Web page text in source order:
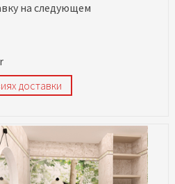
на следующем
доставки